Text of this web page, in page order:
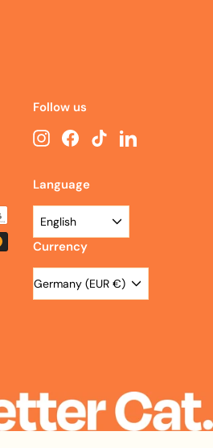
Follow us
InstagramFacebookTikTokLinkedIn
Language
English
Currency
Germany (EUR €)